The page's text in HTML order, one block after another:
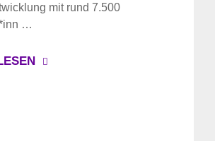
mit rund 7.500
…